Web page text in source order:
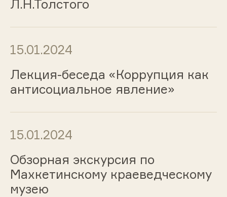
Л.Н.Толстого
15.01.2024
Лекция-беседа «Коррупция как
антисоциальное явление»
15.01.2024
Обзорная экскурсия по
Махкетинскому краеведческому
музею